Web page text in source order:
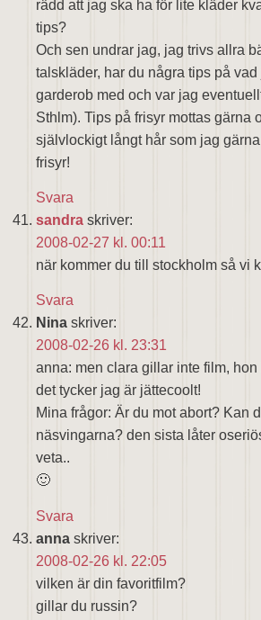
rädd att jag ska ha för lite kläder
tips?
Och sen undrar jag, jag trivs allra
talskläder, har du några tips på
garderob med och var jag
Sthlm). Tips på frisyr mottas gärna
självlockigt långt hår som jag
frisyr!
Svara
sandra skriver:
2008-02-27 kl. 00:11
när kommer du till stockholm så vi
Svara
Nina skriver:
2008-02-26 kl. 23:31
anna: men clara gillar inte film,
det tycker jag är jättecoolt!
Mina frågor: Är du mot abort? Kan
näsvingarna? den sista låter
veta..
🙂
Svara
anna skriver:
2008-02-26 kl. 22:05
vilken är din favoritfilm?
gillar du russin?